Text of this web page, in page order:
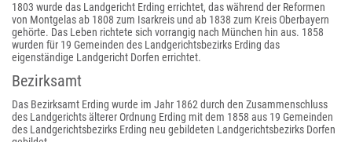
1803 wurde das Landgericht Erding errichtet, das während der Reformen
von Montgelas ab 1808 zum Isarkreis und ab 1838 zum Kreis Oberbayern
gehörte. Das Leben richtete sich vorrangig nach München hin aus. 1858
wurden für 19 Gemeinden des Landgerichtsbezirks Erding das
eigenständige Landgericht Dorfen errichtet.
Bezirksamt
Das Bezirksamt Erding wurde im Jahr 1862 durch den Zusammenschluss
des Landgerichts älterer Ordnung Erding mit dem 1858 aus 19 Gemeinden
des Landgerichtsbezirks Erding neu gebildeten Landgerichtsbezirks Dorfen